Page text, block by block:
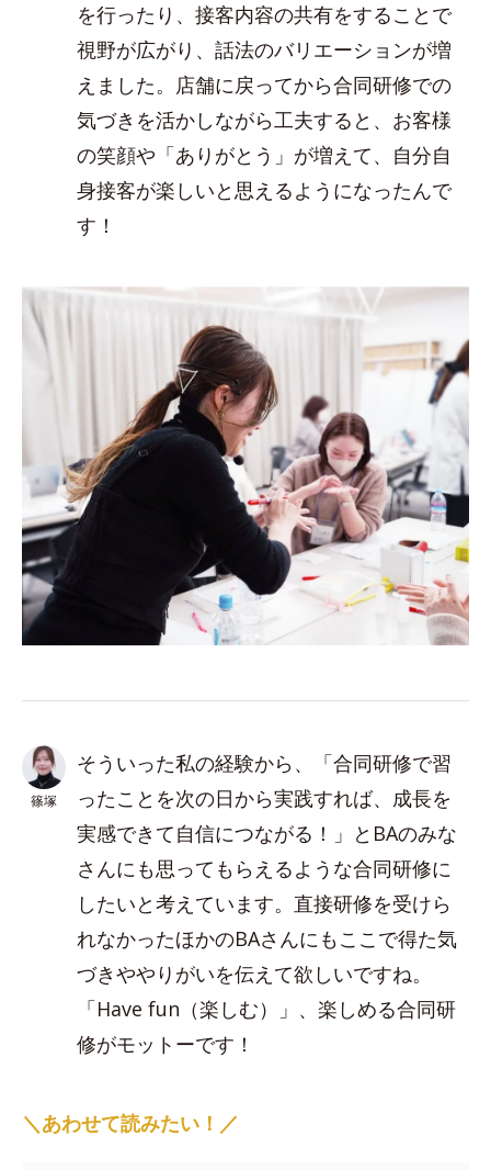
を行ったり、接客内容の共有をすることで
視野が広がり、話法のバリエーションが増
えました。店舗に戻ってから合同研修での
気づきを活かしながら工夫すると、お客様
の笑顔や「ありがとう」が増えて、自分自
身接客が楽しいと思えるようになったんで
す！
篠塚
そういった私の経験から、「合同研修で習
ったことを次の日から実践すれば、成長を
実感できて自信につながる！」とBAのみな
さんにも思ってもらえるような合同研修に
したいと考えています。直接研修を受けら
れなかったほかのBAさんにもここで得た気
づきややりがいを伝えて欲しいですね。
「Have fun（楽しむ）」、楽しめる合同研
修がモットーです！
＼あわせて読みたい！／